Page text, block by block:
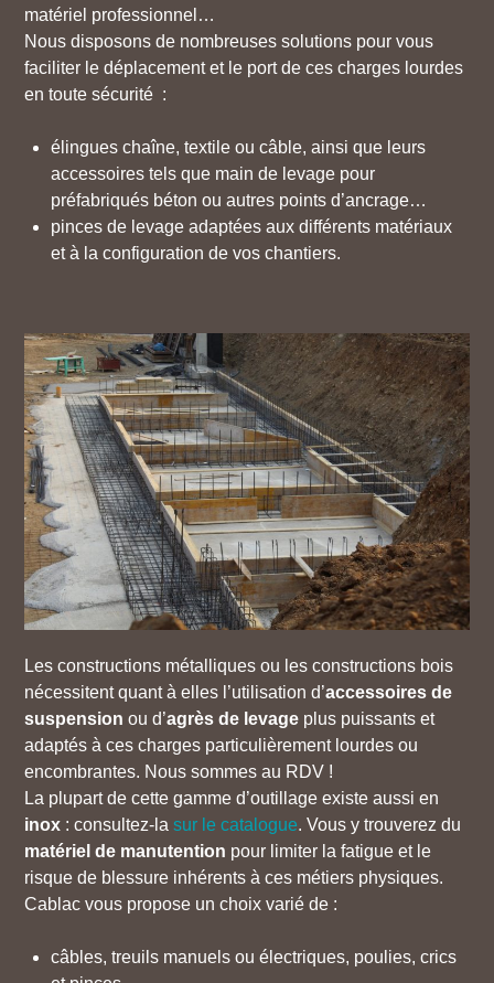
matériel professionnel…
Nous disposons de nombreuses solutions pour vous
faciliter le déplacement et le port de ces charges lourdes
en toute sécurité :
élingues chaîne, textile ou câble, ainsi que leurs
accessoires tels que main de levage pour
préfabriqués béton ou autres points d’ancrage…
pinces de levage adaptées aux différents matériaux
et à la configuration de vos chantiers.
Les constructions métalliques ou les constructions bois
nécessitent quant à elles l’utilisation d’accessoires de
suspension ou d’agrès de levage plus puissants et
adaptés à ces charges particulièrement lourdes ou
encombrantes. Nous sommes au RDV !
La plupart de cette gamme d’outillage existe aussi en
inox : consultez-lasur le catalogue. Vous y trouverez du
matériel de manutention pour limiter la fatigue et le
risque de blessure inhérents à ces métiers physiques.
Cablac vous propose un choix varié de :
câbles, treuils manuels ou électriques, poulies, crics